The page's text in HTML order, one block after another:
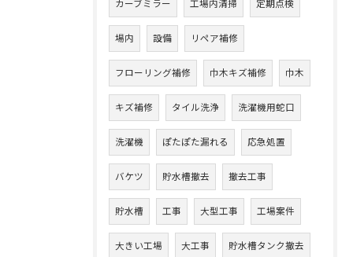
カーブミラー 工場内清掃 定期点検
場内 設備 リペア補修
フローリング補修 巾木キズ補修 巾木
キズ補修 タイル洗浄 洗濯機用蛇口
洗濯機 ぽたぽた漏れる 応急処置
バケツ 貯水槽撤去 撤去工事
貯水槽 工事 大型工事 工場案件
大きい工場 大工事 貯水槽タンク撤去